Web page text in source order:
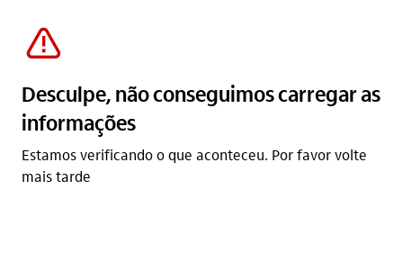
aviso_outline
Desculpe, não conseguimos carregar as
informações
Estamos verificando o que aconteceu. Por favor volte
mais tarde